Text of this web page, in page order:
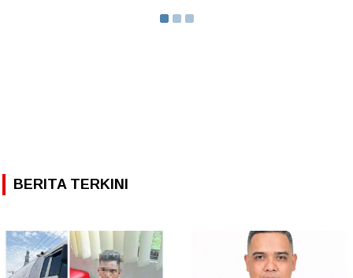
BERITA TERKINI